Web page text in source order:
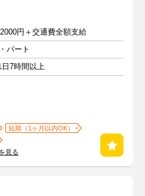
円＋交通費全額支給
パート
7時間以上
短期（1ヶ月以内OK）
見る